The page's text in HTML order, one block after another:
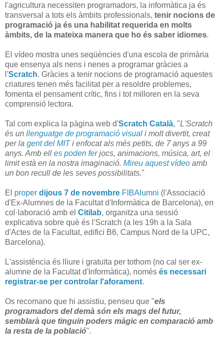
l'agricultura necessiten programadors, la informàtica ja és
transversal a tots els àmbits professionals, tenir nocions de
programació ja és una habilitat requerida en molts
àmbits, de la mateixa manera que ho és saber idiomes.
El vídeo mostra unes seqüències d'una escola de primària
que ensenya als nens i nenes a programar gràcies a
l'Scratch. Gràcies a tenir nocions de programació aquestes
criatures tenen més facilitat per a resoldre problemes,
fomenta el pensament crític, fins i tot milloren en la seva
comprensió lectora.
Tal com explica la pàgina web d'Scratch Català, "L'Scratch
és un llenguatge de programació visual i molt divertit, creat
per la gent del MITi enfocat als més petits, de 7 anys a 99
anys. Amb ell es poden ferjocs, animacions, música, art, el
limit està en la nostra imaginació. Mireu aquest vídeo amb
un bon recull de les seves possibilitats."
El proper dijous 7 de novembre FIBAlumni (l'Associació
d'Ex-Alumnes de la Facultat d'Informàtica de Barcelona), en
col·laboració amb el Citilab, organitza una sessió
explicativa sobre què és l'Scratch (a les 19h a la Sala
d'Actes de la Facultat, edifici B6, Campus Nord de la UPC,
Barcelona).
L'assistència és lliure i gratuïta per tothom (no cal ser ex-
alumne de la Facultat d'Informàtica), només és necessari
registrar-se per controlar l'aforament.
Os recomano que hi assistiu, penseu que "els
programadors del demà són els mags del futur,
semblarà que tinguin poders màgic en comparació amb
la resta de la població".